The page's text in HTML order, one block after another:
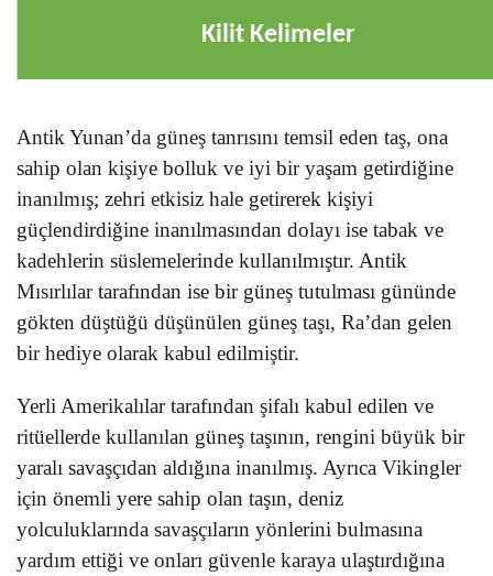
Kilit Kelimeler
Antik Yunan’da güneş tanrısını temsil eden taş, ona
sahip olan kişiye bolluk ve iyi bir yaşam getirdiğine
inanılmış; zehri etkisiz hale getirerek kişiyi
güçlendirdiğine inanılmasından dolayı ise tabak ve
kadehlerin süslemelerinde kullanılmıştır. Antik
Mısırlılar tarafından ise bir güneş tutulması gününde
gökten düştüğü düşünülen güneş taşı, Ra’dan gelen
bir hediye olarak kabul edilmiştir.
Yerli Amerikalılar tarafından şifalı kabul edilen ve
ritüellerde kullanılan güneş taşının, rengini büyük bir
yaralı savaşçıdan aldığına inanılmış. Ayrıca Vikingler
için önemli yere sahip olan taşın, deniz
yolculuklarında savaşçıların yönlerini bulmasına
yardım ettiği ve onları güvenle karaya ulaştırdığına